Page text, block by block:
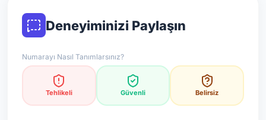
resmi doğrulama niteliği taşımaz.
*Not: Değerlendirmeler onaylı kullanıcı yorumlarına göre
güncellenir.
Deneyiminizi Paylaşın
Numarayı Nasıl Tanımlarsınız?
Tehlikeli Güvenli Belirsiz